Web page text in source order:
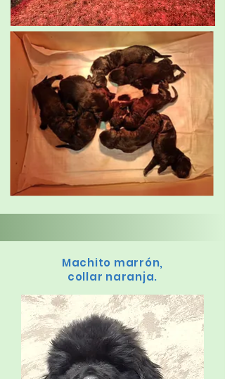
Machito marrón,
collar naranja.